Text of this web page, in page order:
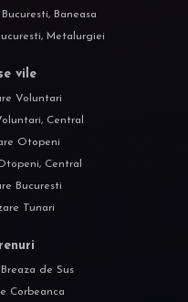
Baneasa
Metalurgiei
vile
Voluntari
Central
Otopeni
Central
Bucuresti
Tunari
de Sus
Corbeanca